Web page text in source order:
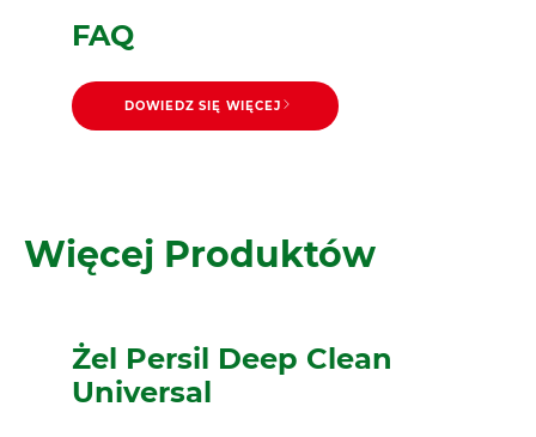
FAQ
DOWIEDZ SIĘ WIĘCEJ
Więcej Produktów
Żel Persil Deep Clean
Universal